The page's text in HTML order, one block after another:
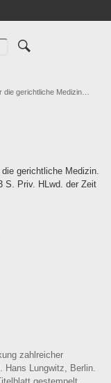
die gerichtliche Medizin…
gerichtliche Medizin.
S. Priv. HLwd. der Zeit
zahlreicher
Hans Lungwitz, Berlin.